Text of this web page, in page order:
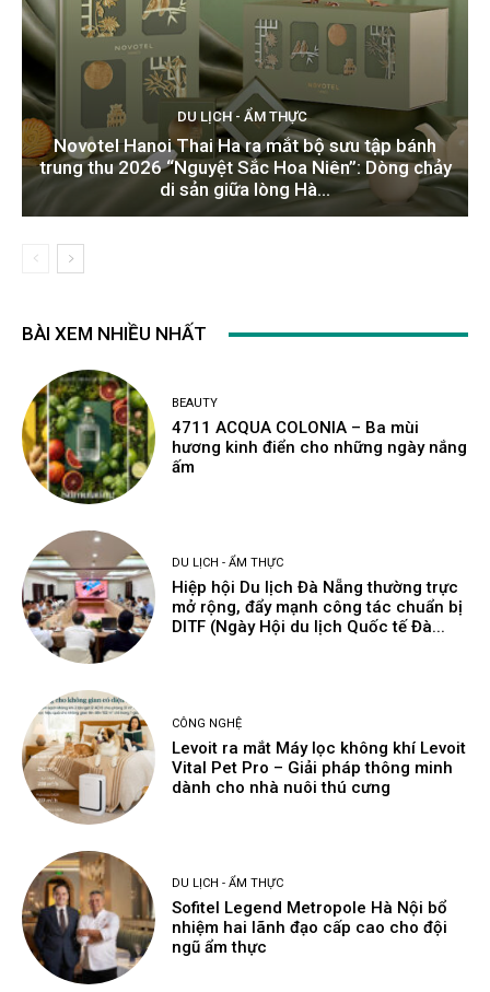
DU LỊCH - ẨM THỰC
Novotel Hanoi Thai Ha ra mắt bộ sưu tập bánh
trung thu 2026 “Nguyệt Sắc Hoa Niên”: Dòng chảy
di sản giữa lòng Hà...
BÀI XEM NHIỀU NHẤT
BEAUTY
4711 ACQUA COLONIA – Ba mùi
hương kinh điển cho những ngày nắng
ấm
DU LỊCH - ẨM THỰC
Hiệp hội Du lịch Đà Nẵng thường trực
mở rộng, đẩy mạnh công tác chuẩn bị
DITF (Ngày Hội du lịch Quốc tế Đà...
CÔNG NGHỆ
Levoit ra mắt Máy lọc không khí Levoit
Vital Pet Pro – Giải pháp thông minh
dành cho nhà nuôi thú cưng
DU LỊCH - ẨM THỰC
Sofitel Legend Metropole Hà Nội bổ
nhiệm hai lãnh đạo cấp cao cho đội
ngũ ẩm thực